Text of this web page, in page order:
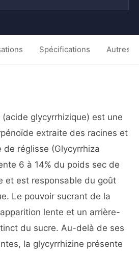
Spécifications Autres
glycyrrhizique) est une
extraite des racines et
réglisse (Glycyrrhiza
6 à 14% du poids sec de
et est responsable du goût
Le pouvoir sucrant de la
lente et un arrière-
du sucre. Au-delà de ses
la glycyrrhizine présente